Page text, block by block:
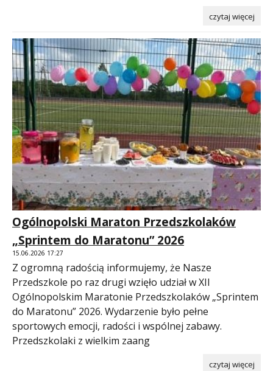
czytaj więcej
Ogólnopolski Maraton Przedszkolaków
„Sprintem do Maratonu” 2026
15.06.2026 17:27
Z ogromną radością informujemy, że Nasze
Przedszkole po raz drugi wzięło udział w XII
Ogólnopolskim Maratonie Przedszkolaków „Sprintem
do Maratonu” 2026. Wydarzenie było pełne
sportowych emocji, radości i wspólnej zabawy.
Przedszkolaki z wielkim zaang
czytaj więcej